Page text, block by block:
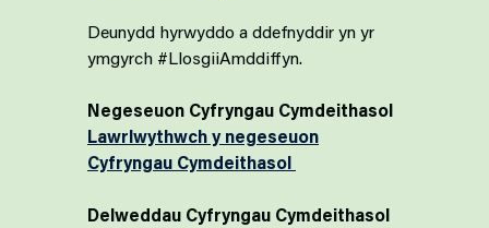
Deunydd hyrwyddo a ddefnyddir yn yr
ymgyrch #LlosgiiAmddiffyn.
Negeseuon Cyfryngau Cymdeithasol
Lawrlwythwch y negeseuon
Cyfryngau Cymdeithasol
Delweddau Cyfryngau Cymdeithasol